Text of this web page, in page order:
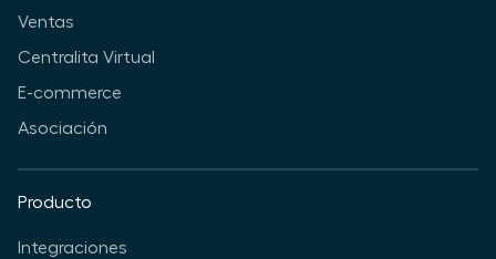
Ventas
Centralita Virtual
E-commerce
Asociación
Producto
Integraciones